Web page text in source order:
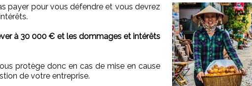
payer pour vous défendre et vous devrez
à 30 000 € et les dommages et intérêts
protège donc en cas de mise en cause
de votre entreprise.